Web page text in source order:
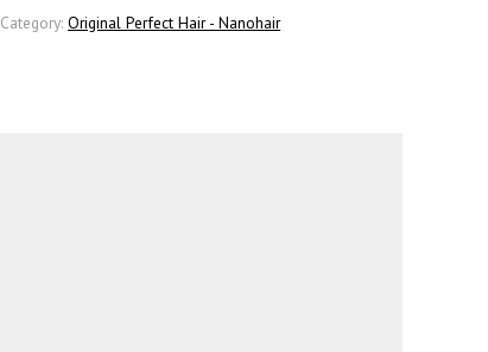
Category:Original Perfect Hair - Nanohair